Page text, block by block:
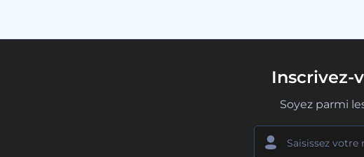
Inscrivez-
Soyez parmi